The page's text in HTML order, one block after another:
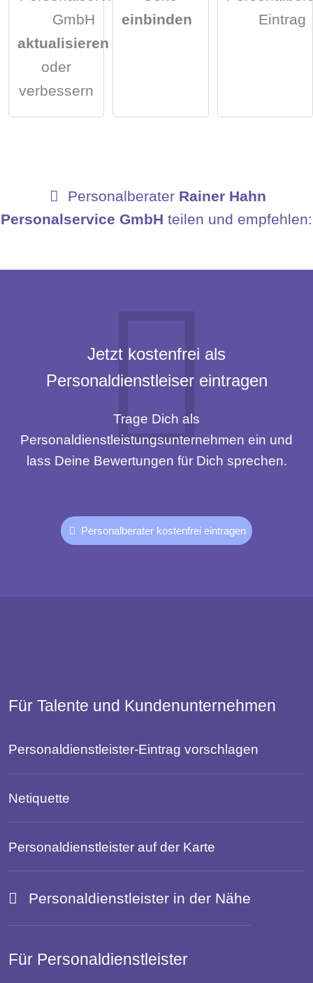
GmbH
aktualisieren
oder
verbessern
einbinden
Eintrag
Personalberater Rainer Hahn
Personalservice GmbH teilen und empfehlen:
Jetzt kostenfrei als
Personaldienstleiser eintragen
Trage Dich als
Personaldienstleistungsunternehmen ein und
lass Deine Bewertungen für Dich sprechen.
Personalberater kostenfrei eintragen
Für Talente und Kundenunternehmen
Personaldienstleister-Eintrag vorschlagen
Netiquette
Personaldienstleister auf der Karte
Personaldienstleister in der Nähe
Für Personaldienstleister